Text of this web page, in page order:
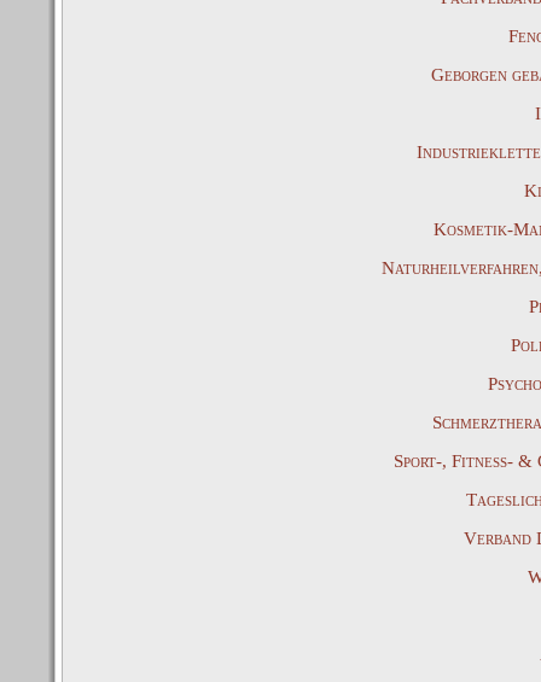
Geborgen
Kosmetik-
Sport-, Fitness- &
Verband